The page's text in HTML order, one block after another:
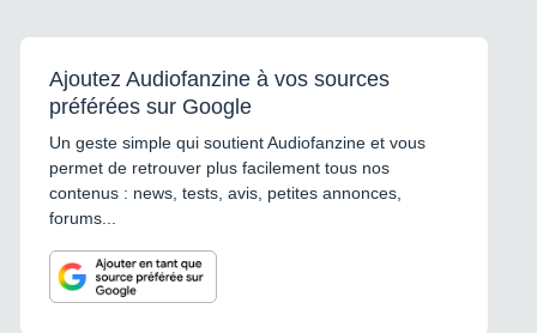
Ajoutez Audiofanzine à vos sources
préférées sur Google
Un geste simple qui soutient Audiofanzine et vous
permet de retrouver plus facilement tous nos
contenus : news, tests, avis, petites annonces,
forums...